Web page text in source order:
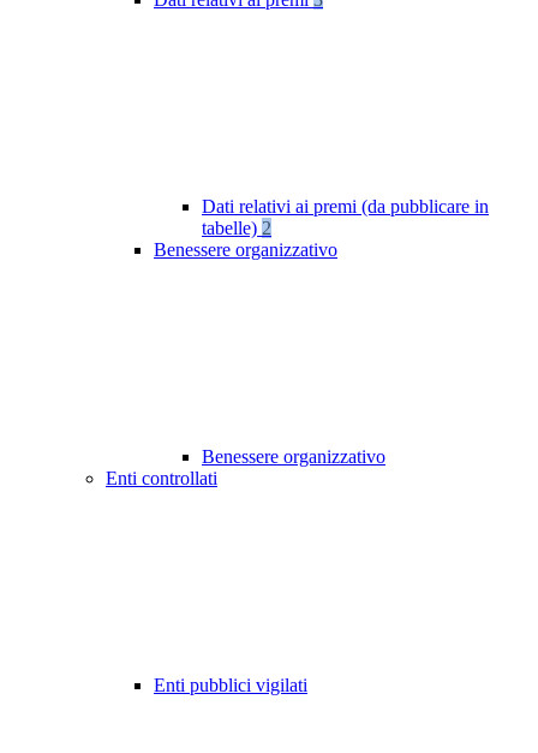
Dati relativi ai premi (da pubblicare in
tabelle) 2
Benessere organizzativo
Benessere organizzativo
Enti controllati
Enti pubblici vigilati